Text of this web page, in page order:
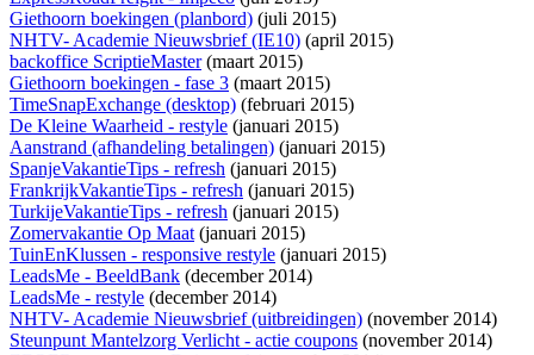
Giethoorn boekingen (planbord) (juli 2015)
NHTV- Academie Nieuwsbrief (IE10) (april 2015)
backoffice ScriptieMaster(maart 2015)
Giethoorn boekingen - fase 3 (maart 2015)
TimeSnapExchange (desktop) (februari 2015)
De Kleine Waarheid - restyle (januari 2015)
Aanstrand (afhandeling betalingen) (januari 2015)
SpanjeVakantieTips - refresh (januari 2015)
FrankrijkVakantieTips - refresh (januari 2015)
TurkijeVakantieTips - refresh (januari 2015)
Zomervakantie Op Maat(januari 2015)
TuinEnKlussen - responsive restyle (januari 2015)
LeadsMe - BeeldBank (december 2014)
LeadsMe - restyle (december 2014)
NHTV- Academie Nieuwsbrief (uitbreidingen) (november 2014)
Steunpunt Mantelzorg Verlicht - actie coupons (november 2014)